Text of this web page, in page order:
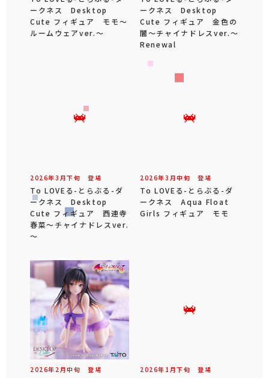
ークネス Desktop
Cute フィギュア モモ～
ルームウェアver.～
ークネス Desktop
Cute フィギュア 金色の
闇～チャイナドレスver.～
Renewal
2026年3 月下旬 登場
To LOVEる-とらぶる-ダ
ークネス Desktop
Cute フィギュア 西連寺
春菜～チャイナドレスver.
～
2026年3 月中旬 登場
To LOVEる-とらぶる-ダ
ークネス Aqua Float
Girls フィギュア モモ
2026年 2 月中旬 登場 2026年 1 月下旬 登場